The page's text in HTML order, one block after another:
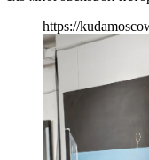
https://